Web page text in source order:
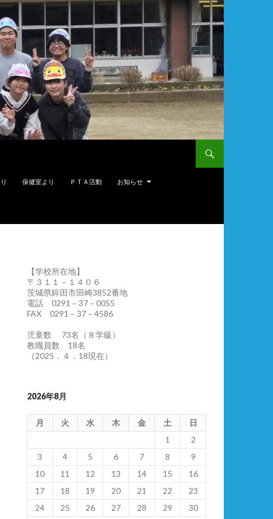
保健室より ＰＴＡ活動 お知らせ
【学校所在地】
〒３１１－１４０６
茨城県鉾田市田崎3852番地
電話 0291－37－0055
FAX 0291－37－4586
児童数 73名（８学級）
教職員数 18名
（2025．４．18現在）
2026年8月
月 火 水 木 金 土 日
1
2
3
4 5 6 7 8
9
10
11 12 13 14 15
16
17
18 19 20 21 22
23
24
25 26 27 28 29
30